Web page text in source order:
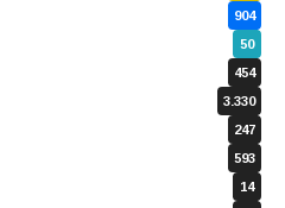
904
50
454
3.330
247
593
14